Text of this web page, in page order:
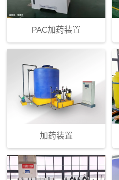
PAC加药装置
加药装置